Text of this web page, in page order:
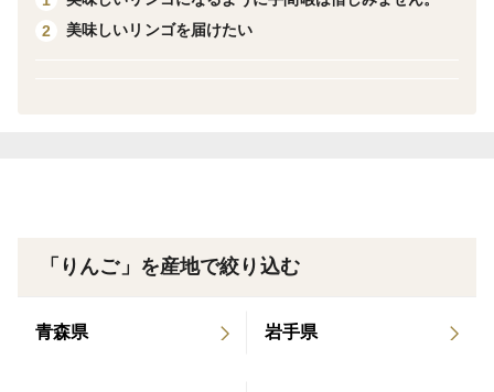
2
美味しいリンゴを届けたい
「りんご」を産地で絞り込む
青森県 岩手県